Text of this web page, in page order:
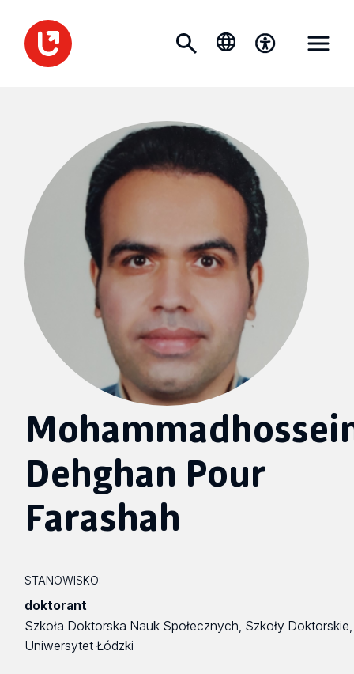
Dehghan Pour
Farashah
STANOWISKO:
doktorant
Szkoła Doktorska Nauk Społecznych, Szkoły Doktorskie,
Uniwersytet Łódzki